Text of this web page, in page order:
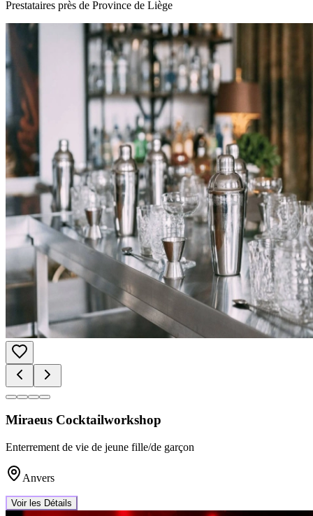
Prestataires près de Province de Liège
Miraeus Cocktailworkshop
Enterrement de vie de jeune fille/de garçon
Anvers
Voir les Détails